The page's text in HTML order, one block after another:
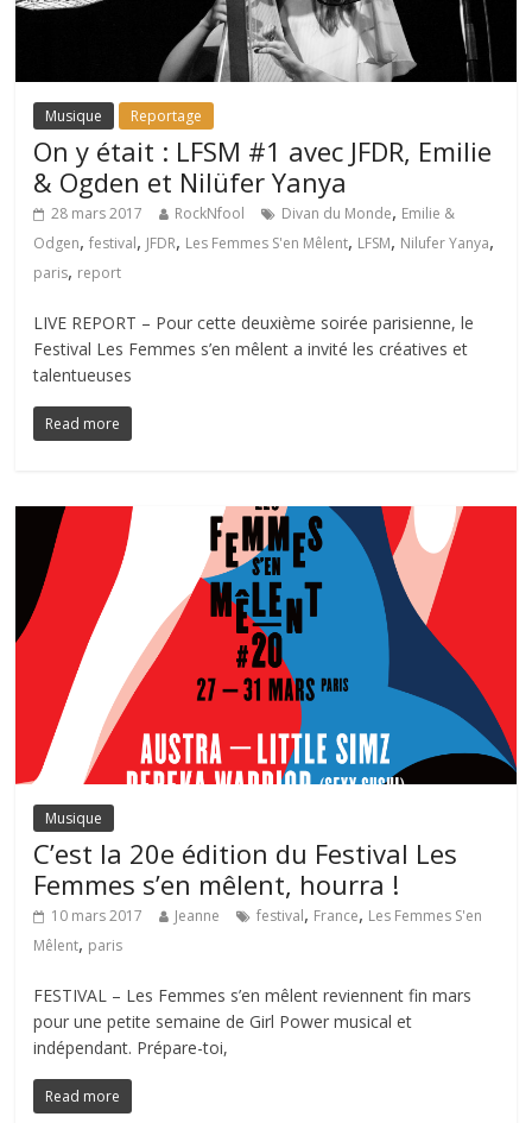
Musique Reportage
On y était : LFSM #1 avec JFDR, Emilie
& Ogden et Nilüfer Yanya
28 mars 2017 RockNfool Divan du Monde, Emilie &
Odgen,festival, JFDR, Les Femmes S'en Mêlent, LFSM, Nilufer Yanya,
paris, report
LIVE REPORT – Pour cette deuxième soirée parisienne, le
Festival Les Femmes s’en mêlent a invité les créatives et
talentueuses
Read more
Musique
C’est la 20e édition du Festival Les
Femmes s’en mêlent, hourra !
10 mars 2017 Jeanne festival, France, Les Femmes S'en
Mêlent, paris
FESTIVAL – Les Femmes s’en mêlent reviennent fin mars
pour une petite semaine de Girl Power musical et
indépendant. Prépare-toi,
Read more